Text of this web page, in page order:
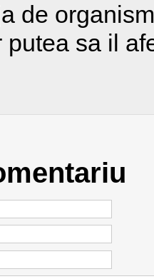
de
putea sa il